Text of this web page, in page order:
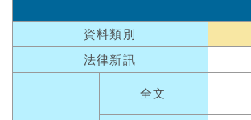
資料類別
法律新訊
全文